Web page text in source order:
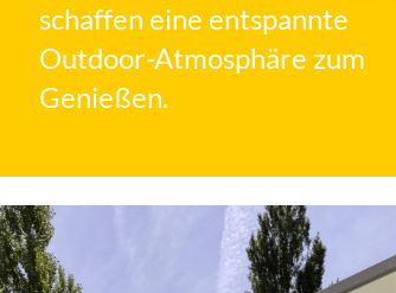
schaffen eine entspannte
Outdoor-Atmosphäre zum
Genießen.